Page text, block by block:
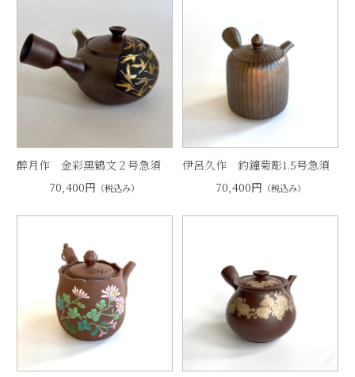
醉月作 金彩黒鶴文２号急須
70,400円 （税込み）
伊呂久作 釣鐘菊彫1.5号急須
70,400円 （税込み）